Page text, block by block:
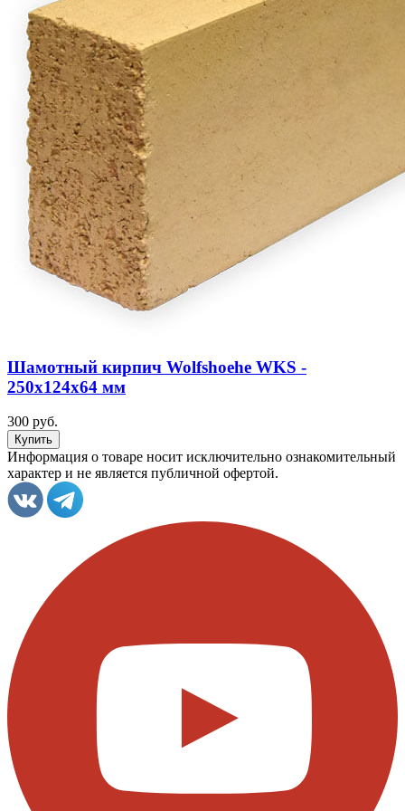
Шамотный кирпич Wolfshoehe WKS -
250х124х64 мм
300 руб.
Информация о товаре носит исключительно ознакомительный
характер и не является публичной офертой.